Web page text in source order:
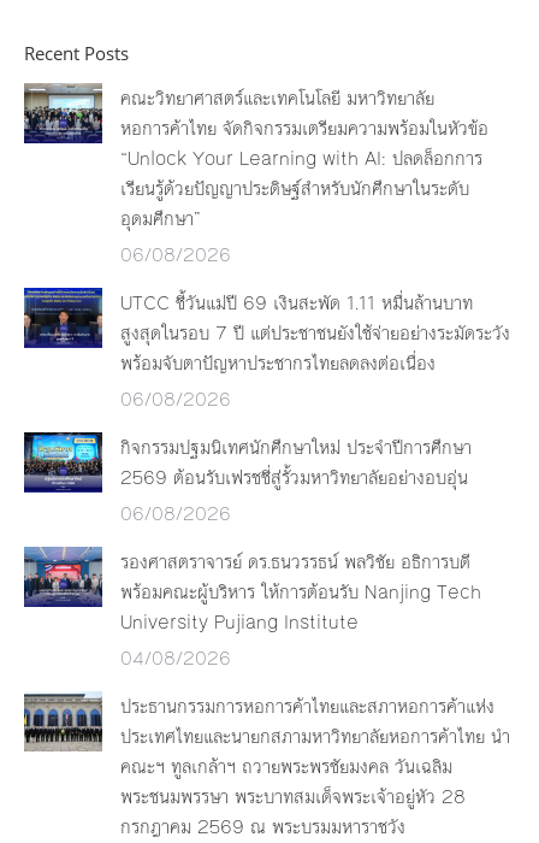
Recent Posts
คณะวิทยาศาสตร์และเทคโนโลยี มหาวิทยาลัย
หอการค้าไทย จัดกิจกรรมเตรียมความพร้อมในหัวข้อ
“Unlock Your Learning with AI: ปลดล็อกการ
เรียนรู้ด้วยปัญญาประดิษฐ์สำหรับนักศึกษาในระดับ
อุดมศึกษา”
06/08/2026
UTCC ชี้วันแม่ปี 69 เงินสะพัด 1.11 หมื่นล้านบาท
สูงสุดในรอบ 7 ปี แต่ประชาชนยังใช้จ่ายอย่างระมัดระวัง
พร้อมจับตาปัญหาประชากรไทยลดลงต่อเนื่อง
06/08/2026
กิจกรรมปฐมนิเทศนักศึกษาใหม่ ประจำปีการศึกษา
2569 ต้อนรับเฟรชชี่สู่รั้วมหาวิทยาลัยอย่างอบอุ่น
06/08/2026
รองศาสตราจารย์ ดร.ธนวรรธน์ พลวิชัย อธิการบดี
พร้อมคณะผู้บริหาร ให้การต้อนรับ Nanjing Tech
University Pujiang Institute
04/08/2026
ประธานกรรมการหอการค้าไทยและสภาหอการค้าแห่ง
ประเทศไทยและนายกสภามหาวิทยาลัยหอการค้าไทย นำ
คณะฯ ทูลเกล้าฯ ถวายพระพรชัยมงคล วันเฉลิม
พระชนมพรรษา พระบาทสมเด็จพระเจ้าอยู่หัว 28
กรกฎาคม 2569 ณ พระบรมมหาราชวัง